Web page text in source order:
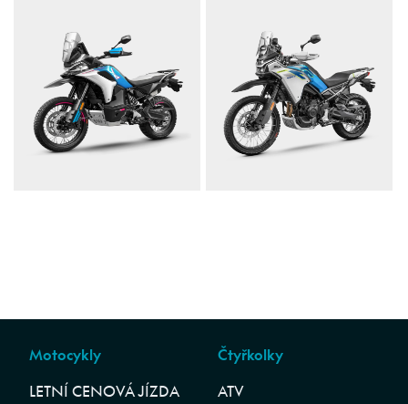
Motocykly
LETNÍ CENOVÁ JÍZDA
Čtyřkolky
ATV